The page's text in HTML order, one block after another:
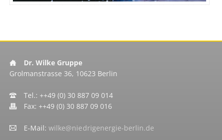
Dr. Wilke Gruppe
Grolmanstrasse 36, 10623 Berlin
Tel.: ++49 (0) 30 887 09 014
Fax: ++49 (0) 30 887 09 016
E-Mail:wilke@niedrigenergie-berlin.de